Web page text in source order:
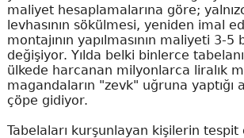
maliyet hesaplamalarına göre;
levhasının sökülmesi, yeniden imal
montajının yapılmasının maliyeti 3-5
değişiyor. Yılda belki binlerce
ülkede harcanan milyonlarca liralık
magandaların "zevk" uğruna yaptığı
çöpe gidiyor.
Tabelaları kurşunlayan kişilerin tespit